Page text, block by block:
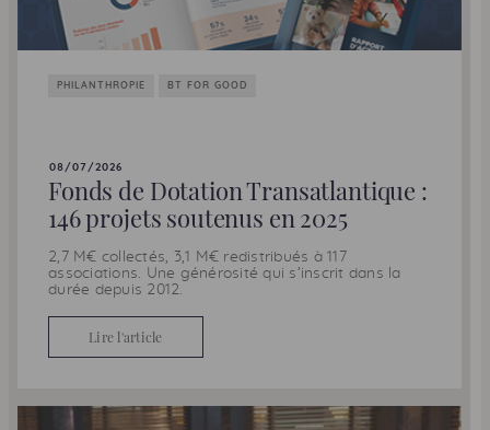
PHILANTHROPIE BT FOR GOOD
08/07/2026
Fonds de Dotation Transatlantique :
146 projets soutenus en 2025
2,7 M€ collectés, 3,1 M€ redistribués à 117
associations. Une générosité qui s’inscrit dans la
durée depuis 2012.
Lire l'article